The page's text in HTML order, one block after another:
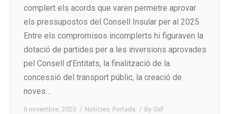
complert els acords que varen permetre aprovar
els pressupostos del Consell Insular per al 2025.
Entre els compromisos incomplerts hi figuraven la
dotació de partides per a les inversions aprovades
pel Consell d’Entitats, la finalització de la
concessió del transport públic, la creació de
noves…
6 novembre, 2025 Notícies, Portada By GxF